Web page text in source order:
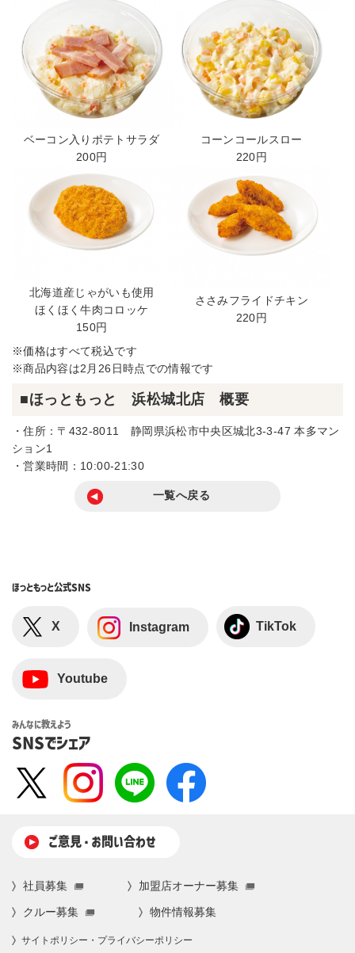
ベーコン入りポテトサラダ
200円
コーンコールスロー
220円
北海道産じゃがいも使用
ほくほく牛肉コロッケ
150円
ささみフライドチキン
220円
※価格はすべて税込です
※商品内容は2月26日時点での情報です
■ほっともっと 浜松城北店 概要
・住所：〒432-8011 静岡県浜松市中央区城北3-3-47 本多マン
ション1
・営業時間：10:00-21:30
一覧へ戻る
ほっともっと公式SNS
X Instagram TikTok
Youtube
みんなに教えよう
SNSでシェア
ご意⾒・お問い合わせ
社員募集 加盟店オーナー募集
クルー募集 物件情報募集
サイトポリシー・プライバシーポリシー